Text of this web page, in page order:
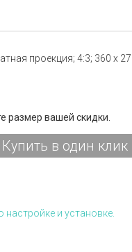
проекция; 4:3; 360 x
размер вашей скидки.
Купить в один клик
и установке.